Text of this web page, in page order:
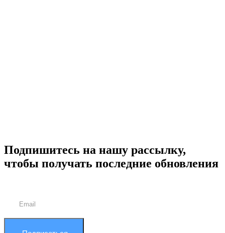
Подпишитесь на нашу рассылку,
чтобы получать последние обновления